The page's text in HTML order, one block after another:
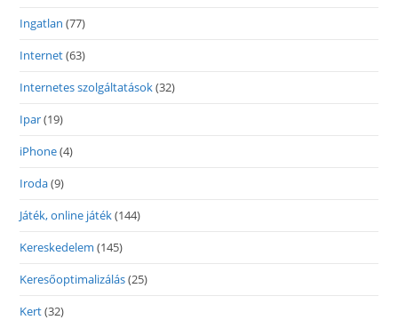
Ingatlan (77)
Internet(63)
Internetes szolgáltatások(32)
Ipar(19)
iPhone(4)
Iroda(9)
Játék, online játék(144)
Kereskedelem (145)
Keresőoptimalizálás(25)
Kert(32)